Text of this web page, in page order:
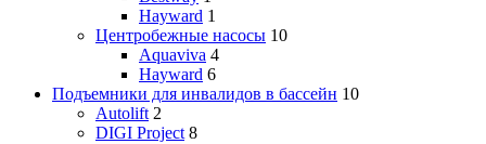
Hayward 1
Центробежные насосы 10
Aquaviva 4
Hayward 6
Подъемники для инвалидов в бассейн 10
Autolift 2
DIGI Project 8